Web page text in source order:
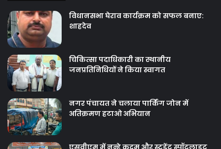
विधानसभा घेराव कार्यक्रम को सफल बनाए:
शाहदेव
चिकित्‍सा पदाधिकारी का स्थानीय
जनप्रतिनिधियों ने किया स्वागत
नगर पंचायत ने चलाया पार्किंग जोन में
अतिक्रमण हटाओ अभियान
एसवीएम में नन्हे कदम और स्टूडेंट स्पॉटलाइट